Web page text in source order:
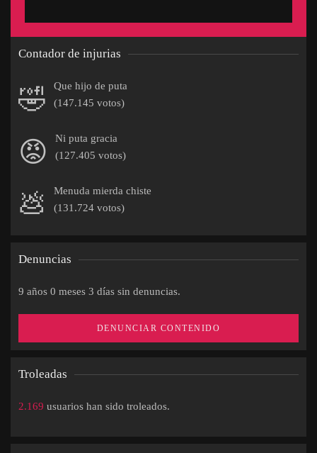
Contador de injurias
🤣
Que hijo de puta
(147.145 votos)
😡
Ni puta gracia
(127.405 votos)
💩
Menuda mierda chiste
(131.724 votos)
Denuncias
9 años 0 meses 3 días sin denuncias.
DENUNCIAR CONTENIDO
Troleadas
2.169 usuarios han sido troleados.